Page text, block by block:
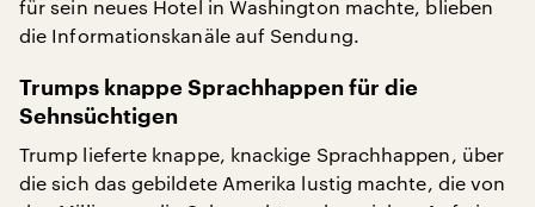
für sein neues Hotel in Washington machte, blieben
die Informationskanäle auf Sendung.
Trumps knappe Sprachhappen für die
Sehnsüchtigen
Trump lieferte knappe, knackige Sprachhappen, über
die sich das gebildete Amerika lustig machte, die von